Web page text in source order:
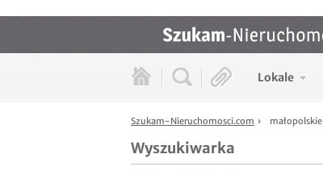
Lokale
Szukam-Nieruchomosci.com małopolskie
Wyszukiwarka